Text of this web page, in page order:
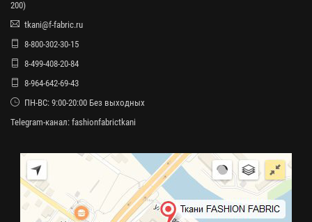
200)
tkani@f-fabric.ru
8-800-302-30-15
8-499-408-20-84
8-964-642-69-43
ПН-ВС: 9:00-20:00 Без выходных
Telegram-канал: fashionfabrictkani